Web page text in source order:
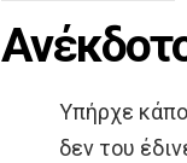
Υπήρχε
δεν του